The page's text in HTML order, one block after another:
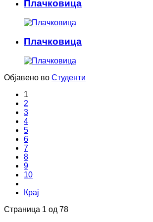
Плачковица
Плачковица
Објавено во Студенти
1
2
3
4
5
6
7
8
9
10
Крај
Страница 1 од 78